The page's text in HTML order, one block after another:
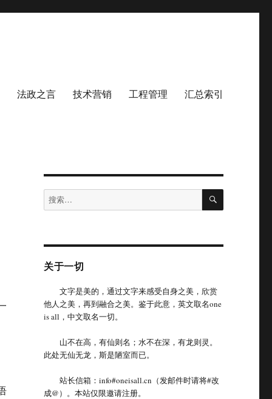
法政之言 技术营销 工程管理 汇总索引
搜
索：
搜
关于一切
文字是美的，通过文字来感受自身之美，欣赏
他人之美，再到融合之美。鉴于此意，英文取名one
is all，中文取名一切。
山不在高，有仙则名；水不在深，有龙则灵。
此处无仙无龙，斯是陋室而已。
站长信箱：info#oneisall.cn（发邮件时请将#改
成@）。本站仅限邀请注册。